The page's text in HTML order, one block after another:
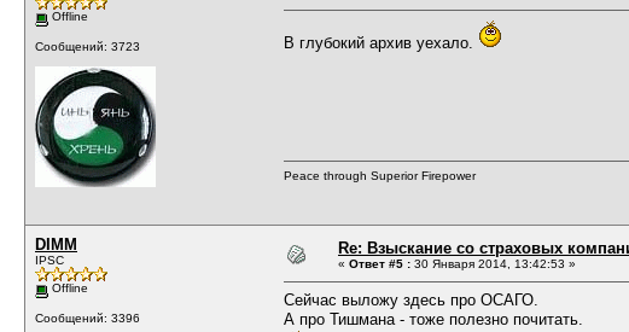
Offline
Сообщений: 3723 В глубокий архив уехало.
Peace through Superior Firepower
DIMM
IPSC
Offline
Сообщений: 3396
Re: Взыскание со страховых
« Ответ #5 : 30 Января 2014, 13:42:53 »
Сейчас выложу здесь про ОСАГО.
А про Тишмана - тоже полезно почитать.